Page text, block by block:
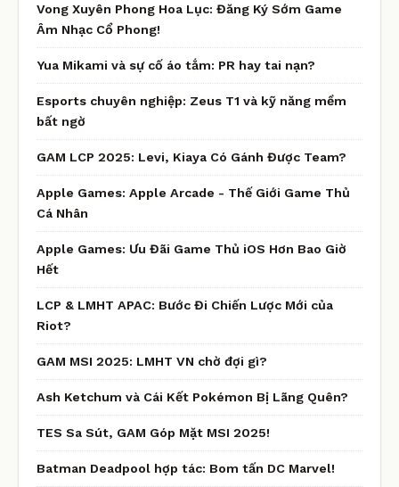
Vong Xuyên Phong Hoa Lục: Đăng Ký Sớm Game
Âm Nhạc Cổ Phong!
Yua Mikami và sự cố áo tắm: PR hay tai nạn?
Esports chuyên nghiệp: Zeus T1 và kỹ năng mềm
bất ngờ
GAM LCP 2025: Levi, Kiaya Có Gánh Được Team?
Apple Games: Apple Arcade - Thế Giới Game Thủ
Cá Nhân
Apple Games: Ưu Đãi Game Thủ iOS Hơn Bao Giờ
Hết
LCP & LMHT APAC: Bước Đi Chiến Lược Mới của
Riot?
GAM MSI 2025: LMHT VN chờ đợi gì?
Ash Ketchum và Cái Kết Pokémon Bị Lãng Quên?
TES Sa Sút, GAM Góp Mặt MSI 2025!
Batman Deadpool hợp tác: Bom tấn DC Marvel!